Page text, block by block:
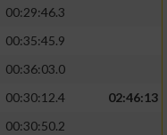
00:29:46.3
00:35:45.9
00:36:03.0
00:30:12.4
02:46:13
00:30:50.2